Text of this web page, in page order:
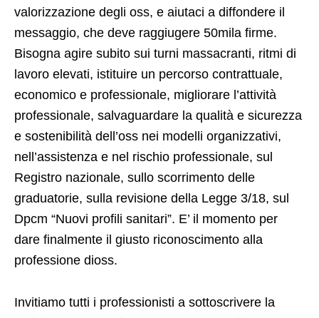
valorizzazione degli oss, e aiutaci a diffondere il
messaggio, che deve raggiugere 50mila firme.
Bisogna agire subito sui turni massacranti, ritmi di
lavoro elevati, istituire un percorso contrattuale,
economico e professionale, migliorare l’attività
professionale, salvaguardare la qualità e sicurezza
e sostenibilità dell’oss nei modelli organizzativi,
nell’assistenza e nel rischio professionale, sul
Registro nazionale, sullo scorrimento delle
graduatorie, sulla revisione della Legge 3/18, sul
Dpcm “Nuovi profili sanitari”. E’ il momento per
dare finalmente il giusto riconoscimento alla
professione dioss.
Invitiamo tutti i professionisti a sottoscrivere la